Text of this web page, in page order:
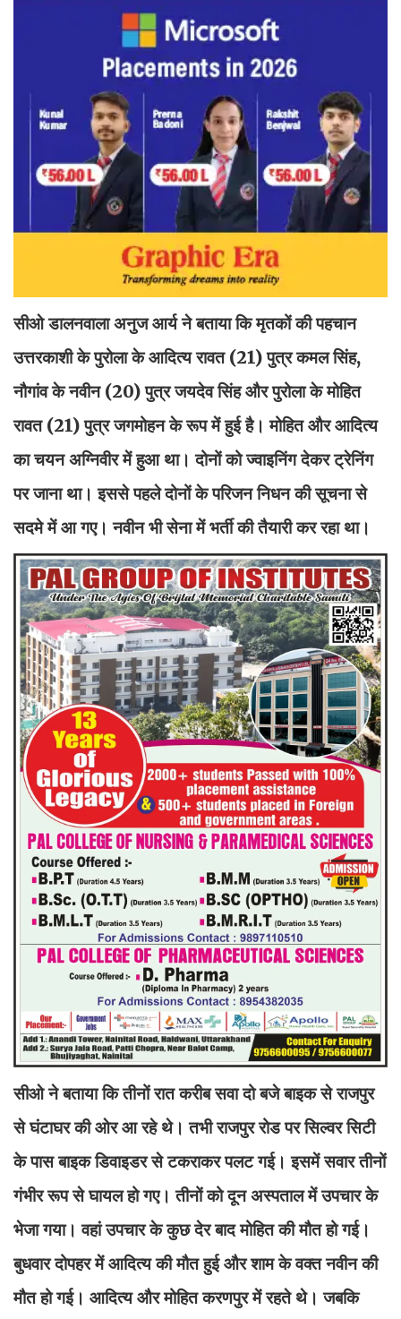
सीओ डालनवाला अनुज आर्य ने बताया कि मृतकों की पहचान
उत्तरकाशी के पुरोला के आदित्य रावत (21) पुत्र कमल सिंह,
नौगांव के नवीन (20) पुत्र जयदेव सिंह और पुरोला के मोहित
रावत (21) पुत्र जगमोहन के रूप में हुई है। मोहित और आदित्य
का चयन अग्निवीर में हुआ था। दोनों को ज्वाइनिंग देकर ट्रेनिंग
पर जाना था। इससे पहले दोनों के परिजन निधन की सूचना से
सदमे में आ गए। नवीन भी सेना में भर्ती की तैयारी कर रहा था।
सीओ ने बताया कि तीनों रात करीब सवा दो बजे बाइक से राजपुर
से घंटाघर की ओर आ रहे थे। तभी राजपुर रोड पर सिल्वर सिटी
के पास बाइक डिवाइडर से टकराकर पलट गई। इसमें सवार तीनों
गंभीर रूप से घायल हो गए। तीनों को दून अस्पताल में उपचार के
भेजा गया। वहां उपचार के कुछ देर बाद मोहित की मौत हो गई।
बुधवार दोपहर में आदित्य की मौत हुई और शाम के वक्त नवीन की
मौत हो गई। आदित्य और मोहित करणपुर में रहते थे। जबकि